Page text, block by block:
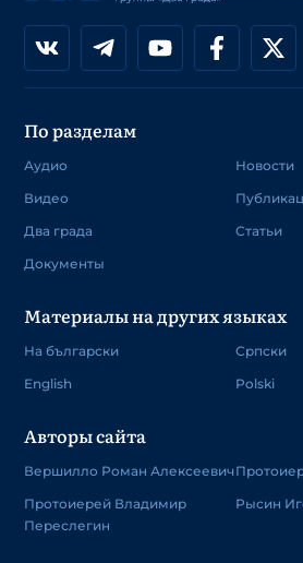
По разделам
Аудио
Видео
Два града
Документы
Новости
Статьи
Материалы на других языках
На български
English
Српски
Polski
Авторы сайта
Вершилло Роман Алексеевич
Протоиерей Владимир
Переслегин
Рысин